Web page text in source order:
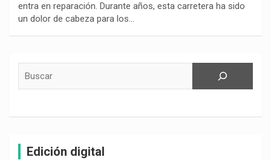
entra en reparación. Durante años, esta carretera ha sido
un dolor de cabeza para los…
Edición digital